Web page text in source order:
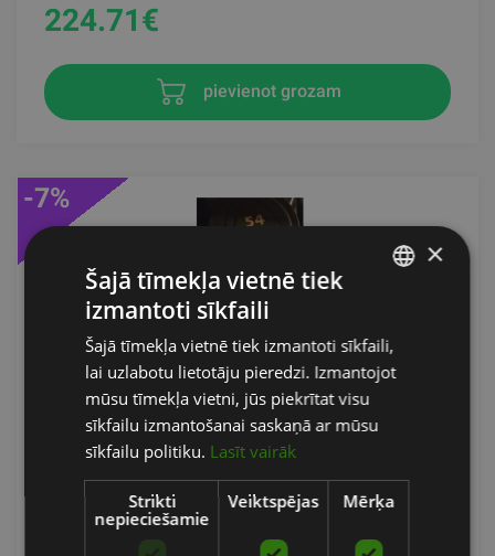
224.71€
pievienot grozam
GUMOJOTU HANTEĻU KOMPLEKTS ZVO ZIVA 52-
60 KG (KOPĀ 10GB / 560KG)
-7%
ENGLISH
RUSSIAN
×
Šajā tīmekļa vietnē tiek
izmantoti sīkfaili
Šajā tīmekļa vietnē tiek izmantoti sīkfaili,
lai uzlabotu lietotāju pieredzi. Izmantojot
mūsu tīmekļa vietni, jūs piekrītat visu
sīkfailu izmantošanai saskaņā ar mūsu
sīkfailu politiku. Lasīt vairāk
Strikti
nepieciešamie
Veiktspējas Mērķa